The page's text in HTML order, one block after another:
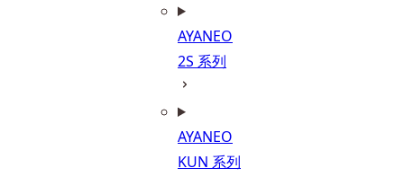
AYANEO
2S 系列
AYANEO
KUN 系列